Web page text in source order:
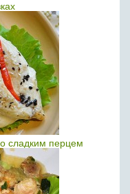
сладким перцем